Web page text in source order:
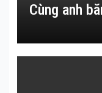
Cùng anh